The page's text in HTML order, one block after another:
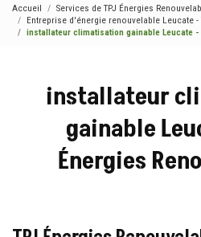
Accueil
Services de TPJ Énergies
Entreprise d'énergie renouvelable Leucate -
installateur climatisation gainable Leucate -
installateur
gainable
Énergies